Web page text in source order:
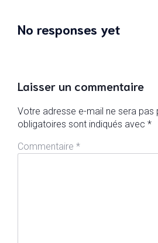
No responses yet
Laisser un commentaire
Votre adresse e-mail ne sera pas
obligatoires sont indiqués avec *
Commentaire *